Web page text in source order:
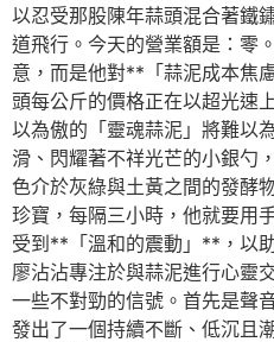
以忍受那股陳年蒜頭混合著鐵
道飛行。今天的營業額是：零
意，而是他對**「蒜泥成本焦
頭每公斤的價格正在以超光速
以為傲的「靈魂蒜泥」將難以
滑、閃耀著不祥光芒的小銀勺
色介於灰綠與土黃之間的發酵
珍寶，每隔三小時，他就要用
受到**「溫和的震動」**，以
廖沾沾專注於與蒜泥進行心靈
一些不對勁的信號。首先是聲
發出了一個持續不斷、低沉